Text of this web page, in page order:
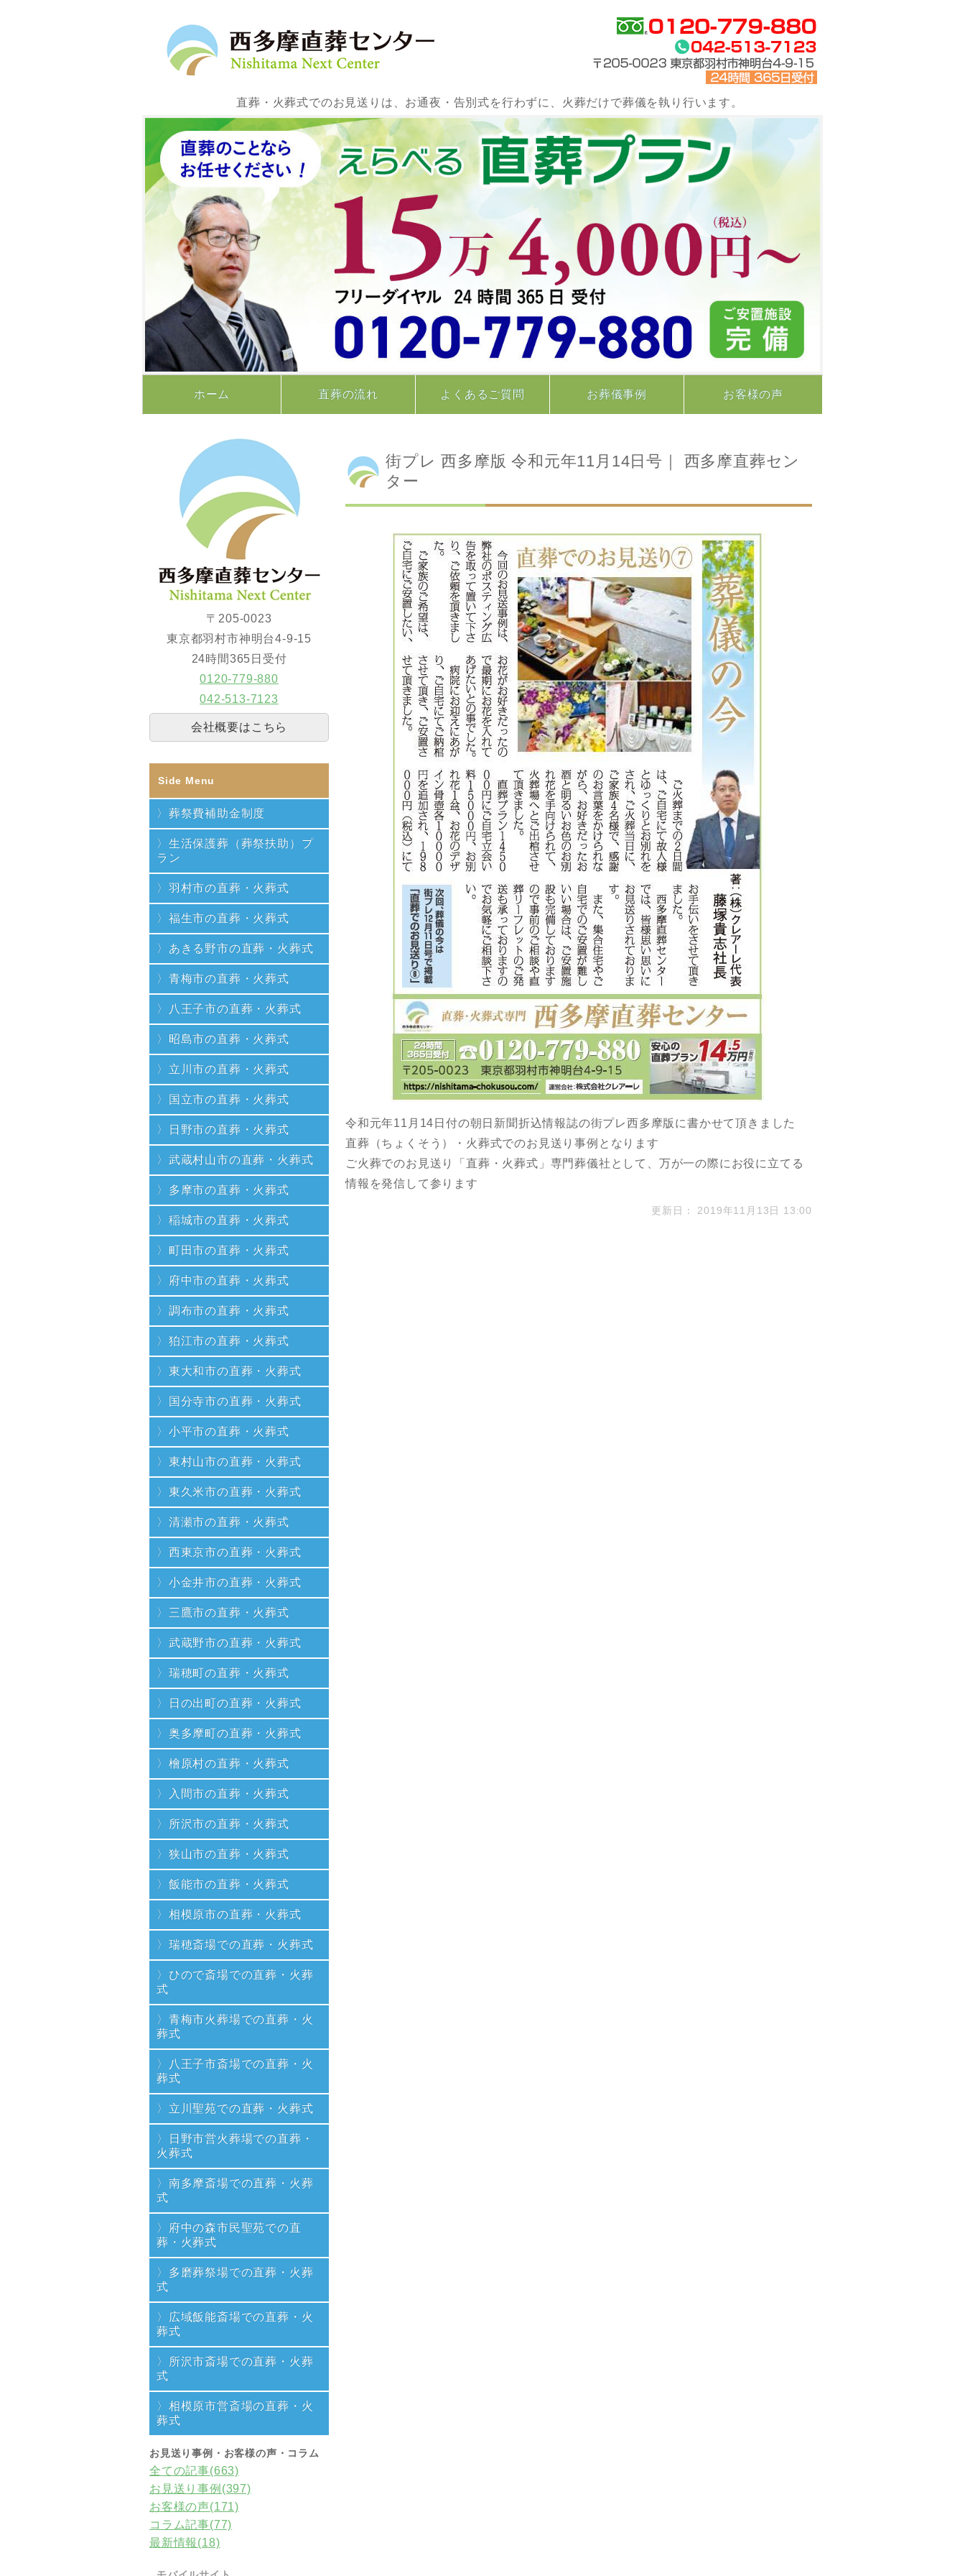
直葬・火葬式でのお見送りは、お通夜・告別式を行わずに、火葬だけで葬儀を執り行います。
ホーム 直葬の流れ よくあるご質問 お葬儀事例 お客様の声
街プレ 西多摩版 令和元年11月14日号｜ 西多摩直葬セン
ター
令和元年11月14日付の朝日新聞折込情報誌の街プレ西多摩版に書かせて頂きました
直葬（ちょくそう）・火葬式でのお見送り事例となります
ご火葬でのお見送り「直葬・火葬式」専門葬儀社として、万が一の際にお役に立てる
情報を発信して参ります
2019年11月13日 13:00
〒205-0023
東京都羽村市神明台4-9-15
24時間365日受付
0120-779-880
042-513-7123
会社概要はこちら
Side Menu
葬祭費補助金制度
生活保護葬（葬祭扶助）プ
ラン
羽村市の直葬・火葬式
福生市の直葬・火葬式
あきる野市の直葬・火葬式
青梅市の直葬・火葬式
八王子市の直葬・火葬式
昭島市の直葬・火葬式
立川市の直葬・火葬式
国立市の直葬・火葬式
日野市の直葬・火葬式
武蔵村山市の直葬・火葬式
多摩市の直葬・火葬式
稲城市の直葬・火葬式
町田市の直葬・火葬式
府中市の直葬・火葬式
調布市の直葬・火葬式
狛江市の直葬・火葬式
東大和市の直葬・火葬式
国分寺市の直葬・火葬式
小平市の直葬・火葬式
東村山市の直葬・火葬式
東久米市の直葬・火葬式
清瀬市の直葬・火葬式
西東京市の直葬・火葬式
小金井市の直葬・火葬式
三鷹市の直葬・火葬式
武蔵野市の直葬・火葬式
瑞穂町の直葬・火葬式
日の出町の直葬・火葬式
奥多摩町の直葬・火葬式
檜原村の直葬・火葬式
入間市の直葬・火葬式
所沢市の直葬・火葬式
狭山市の直葬・火葬式
飯能市の直葬・火葬式
相模原市の直葬・火葬式
瑞穂斎場での直葬・火葬式
ひので斎場での直葬・火葬
式
青梅市火葬場での直葬・火
葬式
八王子市斎場での直葬・火
葬式
立川聖苑での直葬・火葬式
日野市営火葬場での直葬・
火葬式
南多摩斎場での直葬・火葬
式
府中の森市民聖苑での直
葬・火葬式
多磨葬祭場での直葬・火葬
式
広域飯能斎場での直葬・火
葬式
所沢市斎場での直葬・火葬
式
相模原市営斎場の直葬・火
葬式
お見送り事例・お客様の声・コラム
全ての記事(663)
お見送り事例(397)
お客様の声(171)
コラム記事(77)
最新情報(18)